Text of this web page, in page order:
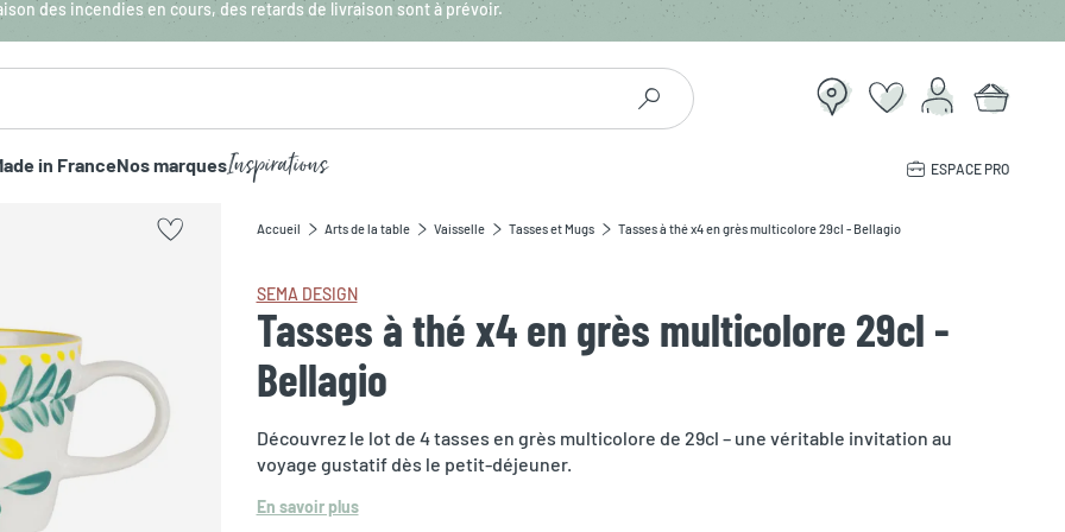
des incendies en cours, des retards de livraison sont à prévoir.
in FranceNos marquesInspirations ESPACE PRO
Accueil Arts de la table Vaisselle Tasses et Mugs Tasses à thé x4 en grès multicolore 29cl - Bellagio
SEMA DESIGN
Tasses à thé x4 en grès multicolore 29cl -
Bellagio
Découvrez le lot de 4 tasses en grès multicolore de 29cl – une véritable invitation au
voyage gustatif dès le petit-déjeuner.
En savoir plus